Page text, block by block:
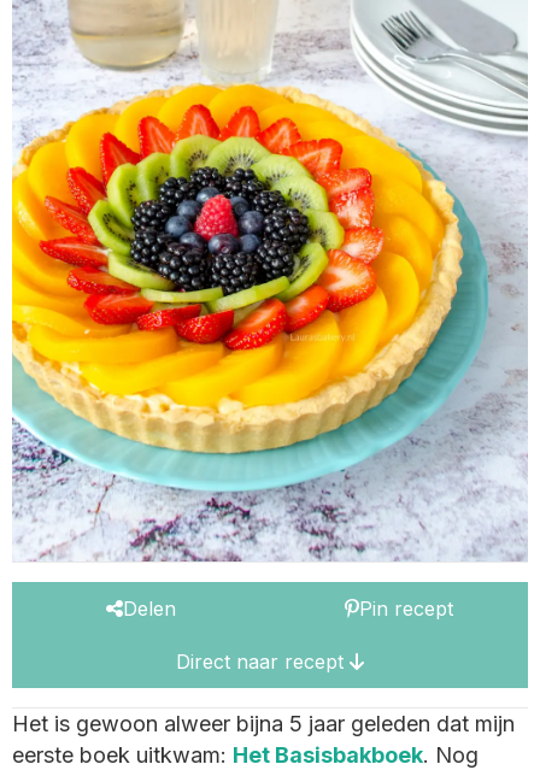
Delen Pin recept
Direct naar recept
Het is gewoon alweer bijna 5 jaar geleden dat mijn
eerste boek uitkwam: Het Basisbakboek. Nog